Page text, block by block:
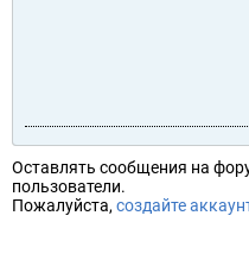
Оставлять сообщения на
пользователи.
Пожалуйста, создайте